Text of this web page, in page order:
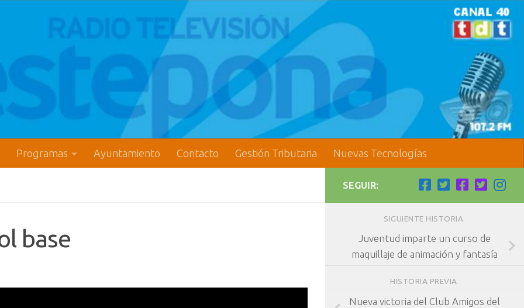
Programas Ayuntamiento Contacto Gestión Tributaria Nuevas Tecnologías
base
SEGUIR:
SIGUIENTE HISTORIA
Juventud imparte un curso de
maquillaje de animación y fantasía
HISTORIA PREVIA
Nueva victoria del Club Amigos del